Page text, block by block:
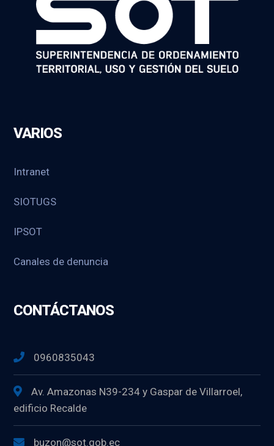
VARIOS
Intranet
SIOTUGS
IPSOT
Canales de denuncia
CONTÁCTANOS
0960835043
Av. Amazonas N39-234 y Gaspar de Villarroel,
edificio Recalde
buzon@sot.gob.ec